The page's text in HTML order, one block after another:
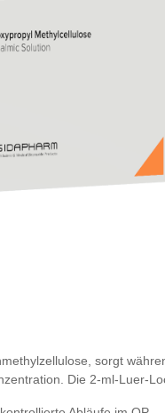
sorgt
Die 2‑ml-Luer-